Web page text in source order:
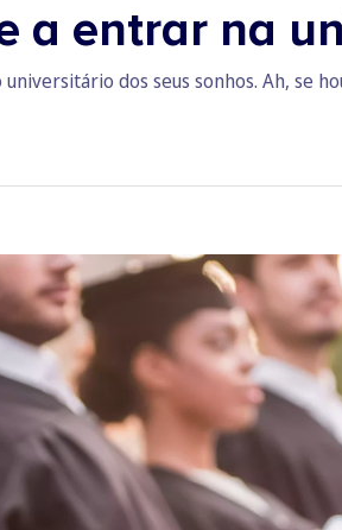
a entrar na
dos seus sonhos. Ah, se